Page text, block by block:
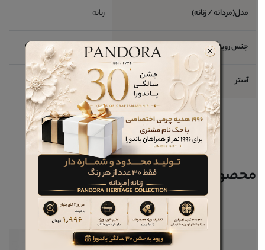
مدل(مردانه / زنانه) زنانه
جنس رویه چرم طبیعی
آستر پارچه
محصولات مرتبط